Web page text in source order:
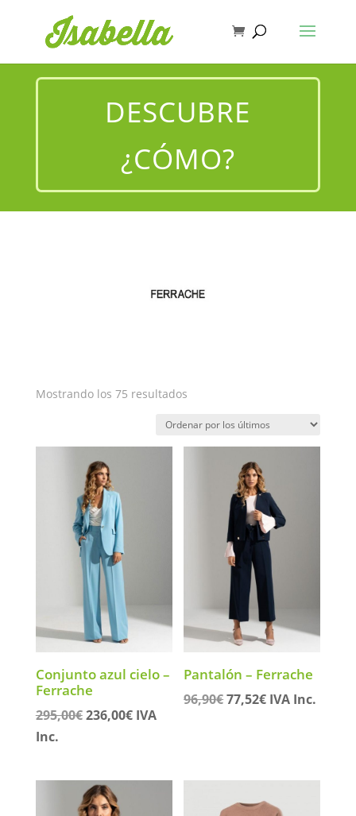
DESCUBRE
¿CÓMO?
Mostrando los 75 resultadosOrdenado
los
últimos
Conjunto azul cielo –
Ferrache
295,00€El
era:
295,00€.
236,00€El
es:
IVA
Inc.
Pantalón – Ferrache
96,90€El
96,90€.
77,52€El
77,52€.
IVA Inc.